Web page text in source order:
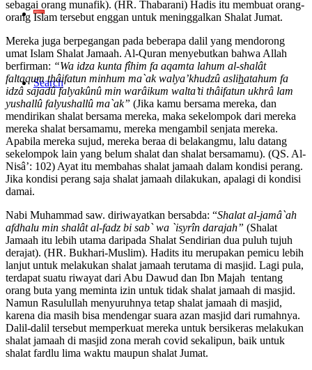
Search
sebagai orang munafik). (HR. Thabarani) Hadis itu membuat orang-
orang Islam tersebut enggan untuk meninggalkan Shalat Jumat.
Mereka juga berpegangan pada beberapa dalil yang mendorong
umat Islam Shalat Jamaah. Al-Quran menyebutkan bahwa Allah
berfirman: “Wa idza kunta fîhim fa aqamta lahum al-shalât
faltaqum thâifatun minhum ma`ak walya’khudzû aslihatahum fa
idzâ sajadû falyakûnû min warâikum walta’ti thâifatun ukhrâ lam
yushallû falyushallû ma`ak” (Jika kamu bersama mereka, dan
mendirikan shalat bersama mereka, maka sekelompok dari mereka
mereka shalat bersamamu, mereka mengambil senjata mereka.
Apabila mereka sujud, mereka beraa di belakangmu, lalu datang
sekelompok lain yang belum shalat dan shalat bersamamu). (QS. Al-
Nisâ’: 102) Ayat itu membahas shalat jamaah dalam kondisi perang.
Jika kondisi perang saja shalat jamaah dilakukan, apalagi di kondisi
damai.
Nabi Muhammad saw. diriwayatkan bersabda: “Shalat al-jamâ`ah
afdhalu min shalât al-fadz bi sab` wa `isyrîn darajah” (Shalat
Jamaah itu lebih utama daripada Shalat Sendirian dua puluh tujuh
derajat). (HR. Bukhari-Muslim). Hadits itu merupakan pemicu lebih
lanjut untuk melakukan shalat jamaah terutama di masjid. Lagi pula,
terdapat suatu riwayat dari Abu Dawud dan Ibn Majah tentang
orang buta yang meminta izin untuk tidak shalat jamaah di masjid.
Namun Rasulullah menyuruhnya tetap shalat jamaah di masjid,
karena dia masih bisa mendengar suara azan masjid dari rumahnya.
Dalil-dalil tersebut memperkuat mereka untuk bersikeras melakukan
shalat jamaah di masjid zona merah covid sekalipun, baik untuk
shalat fardlu lima waktu maupun shalat Jumat.